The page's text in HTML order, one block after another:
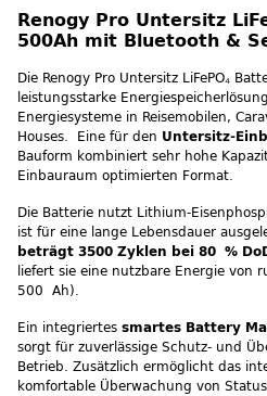
Renogy Pro Untersitz
500Ah mit Bluetooth &
Die Renogy Pro Untersitz LiFePO₄
leistungsstarke
Energiesysteme in Reisemobilen,
Houses. Eine für den Untersitz-
Bauform kombiniert sehr hohe
Einbauraum optimierten Format.
Die Batterie nutzt Lithium-
ist für eine lange Lebensdauer
beträgt 3500 Zyklen bei 80 %
liefert sie eine nutzbare Energie von
500 Ah).
Ein integriertes smartes Battery
sorgt für zuverlässige Schutz- und
Betrieb. Zusätzlich ermöglicht das
komfortable Überwachung von